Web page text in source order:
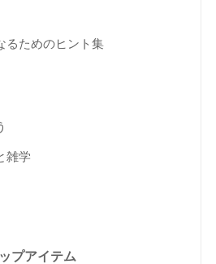
るためのヒント集
雑学
プアイテム